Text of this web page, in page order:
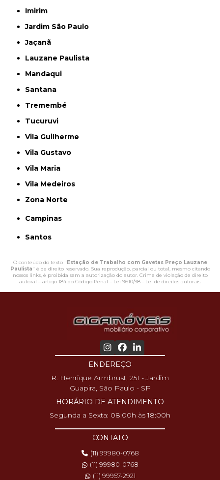
Imirim
Jardim São Paulo
Jaçanã
Lauzane Paulista
Mandaqui
Santana
Tremembé
Tucuruvi
Vila Guilherme
Vila Gustavo
Vila Maria
Vila Medeiros
Zona Norte
Campinas
Santos
O conteúdo do texto "Estação de Trabalho com Gavetas Preço Lauzane
Paulista" é de direito reservado. Sua reprodução, parcial ou total, mesmo citando
nossos links, é proibida sem a autorização do autor. Crime de violação de direito
autoral – artigo 184 do Código Penal – Lei 9610/98 - Lei de direitos autorais.
ENDEREÇO
R. Henrique Armbrust, 251 - Jardim
Guapira, São Paulo - SP
HORÁRIO DE ATENDIMENTO
Segunda a Sexta: 08:00h às 18:00h
CONTATO
(11) 99980-0768
(11) 99980-0768
(11) 99957-2921